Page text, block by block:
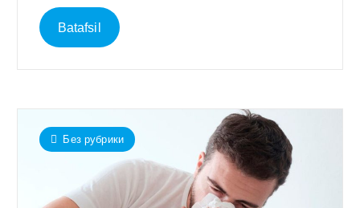
Batafsil
Без рубрики